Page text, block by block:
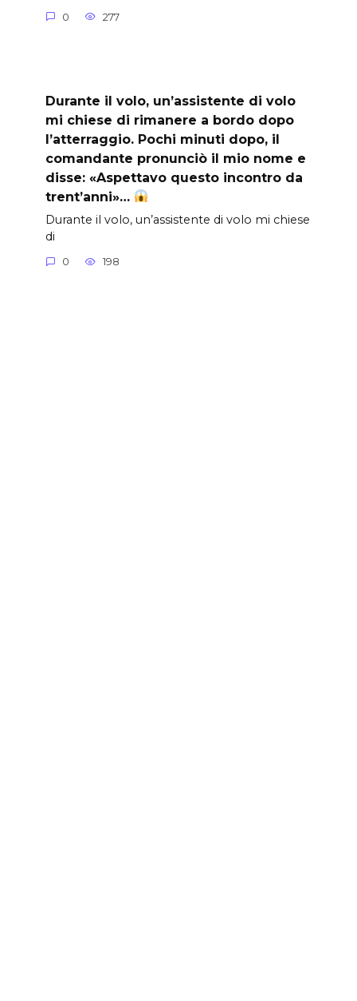
0 277
Durante il volo, un’assistente di volo
mi chiese di rimanere a bordo dopo
l’atterraggio. Pochi minuti dopo, il
comandante pronunciò il mio nome e
disse: «Aspettavo questo incontro da
trent’anni»…
Durante il volo, un’assistente di volo mi chiese
di
0 198